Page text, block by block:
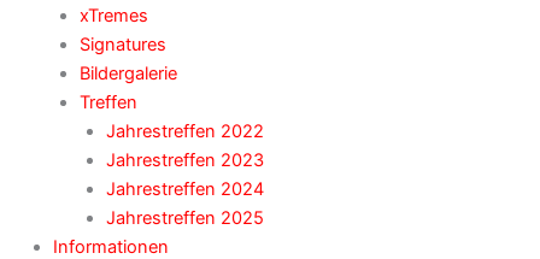
xTremes
Signatures
Bildergalerie
Treffen
Jahrestreffen 2022
Jahrestreffen 2023
Jahrestreffen 2024
Jahrestreffen 2025
Informationen